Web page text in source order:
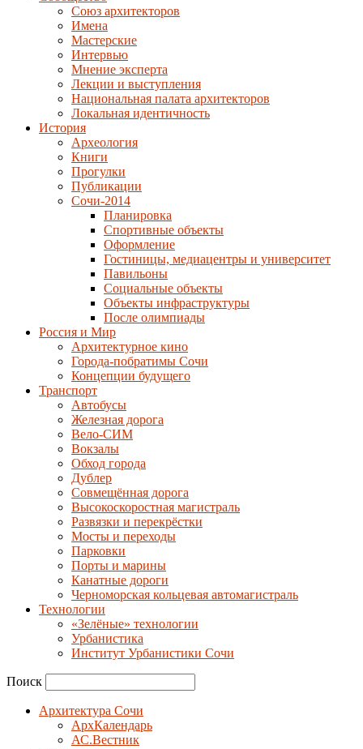
Союз архитекторов
Имена
Мастерские
Интервью
Мнение эксперта
Лекции и выступления
Национальная палата архитекторов
Локальная идентичность
История
Археология
Книги
Прогулки
Публикации
Сочи-2014
Планировка
Спортивные объекты
Оформление
Гостиницы, медиацентры и университет
Павильоны
Социальные объекты
Объекты инфраструктуры
После олимпиады
Россия и Мир
Архитектурное кино
Города-побратимы Сочи
Концепции будущего
Транспорт
Автобусы
Железная дорога
Вело-СИМ
Вокзалы
Обход города
Дублер
Совмещённая дорога
Высокоскоростная магистраль
Развязки и перекрёстки
Мосты и переходы
Парковки
Порты и марины
Канатные дороги
Черноморская кольцевая автомагистраль
Технологии
«Зелёные» технологии
Урбанистика
Институт Урбанистики Сочи
Поиск
Архитектура Сочи
АрхКалендарь
АС.Вестник